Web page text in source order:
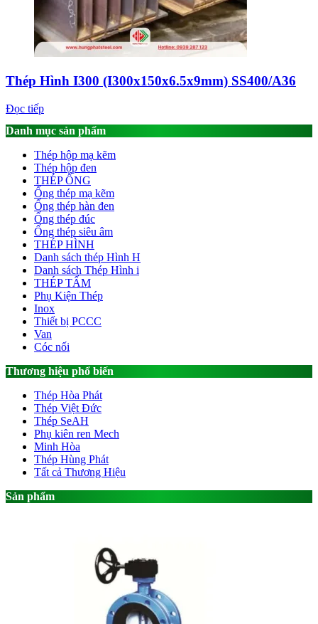
Thép Hình I300 (I300x150x6.5x9mm) SS400/A36
Đọc tiếp
Danh mục sản phẩm
Thép hộp mạ kẽm
Thép hộp đen
THÉP ỐNG
Ống thép mạ kẽm
Ống thép hàn đen
Ống thép đúc
Ống thép siêu âm
THÉP HÌNH
Danh sách thép Hình H
Danh sách Thép Hình i
THÉP TẤM
Phụ Kiện Thép
Inox
Thiết bị PCCC
Van
Cóc nối
Thương hiệu phổ biến
Thép Hòa Phát
Thép Việt Đức
Thép SeAH
Phụ kiên ren Mech
Minh Hòa
Thép Hùng Phát
Tất cả Thương Hiệu
Sản phẩm